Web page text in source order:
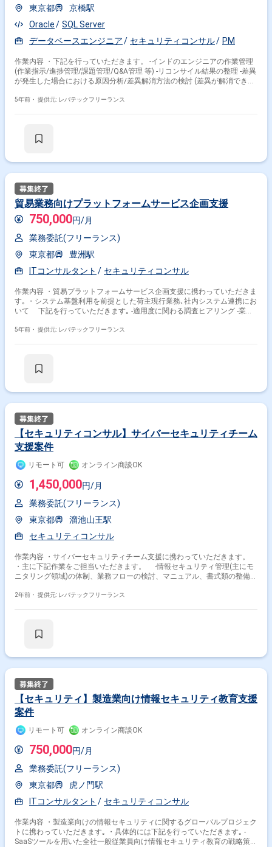
東京都
京橋駅
Oracle
SQL Server
データベースエンジニア
セキュリティコンサル PM
作業内容 ・下記を行っていただきます。 -インドのエンジニアの作業管理
(作業指示/進捗管理/課題管理/Q&A管理 等) -リコンサイル結果の整理 -差異
が発生した場合における原因分析/差異解消方法の検討 (差異が解消できな
イアントへのリコンサイル結果の報告 -リコンサイル/システム間インター
5年前・ 提供元: レバテックフリーランス
貿易業務向けプラットフォームサービス企画支援
750,000円/月
業務委託(フリーランス)
東京都
豊洲駅
ITコンサルタント
セキュリティコンサル
作業内容 ・貿易プラットフォームサービス企画支援に携わっていただきま
す｡ ・システム基盤利用を前提とした荷主現行業務､社内システム連携にお
いて 下記を行っていただきます｡ -適用度に関わる調査ヒアリング -業務
5年前・ 提供元: レバテックフリーランス
【セキュリティコンサル】サイバーセキュリティチーム
支援案件
リモート可 オンライン商談OK
1,450,000円/月
業務委託(フリーランス)
東京都
溜池山王駅
セキュリティコンサル
作業内容 ・サイバーセキュリティチーム支援に携わっていただきます。
・主に下記作業をご担当いただきます。 -情報セキュリティ管理(主にモ
ニタリング領域)の体制、業務フローの検討、マニュアル、書式類の整備お
2年前・ 提供元: レバテックフリーランス
【セキュリティ】製造業向け情報セキュリティ教育支援
案件
リモート可 オンライン商談OK
750,000円/月
業務委託(フリーランス)
東京都
虎ノ門駅
ITコンサルタント
セキュリティコンサル
作業内容 ・製造業向けの情報セキュリティに関するグローバルプロジェク
トに携わっていただきます｡ ・具体的には下記を行っていただきます｡ -
SaaSツールを用いた全社一般従業員向け情報セキュリティ教育の戦略策定